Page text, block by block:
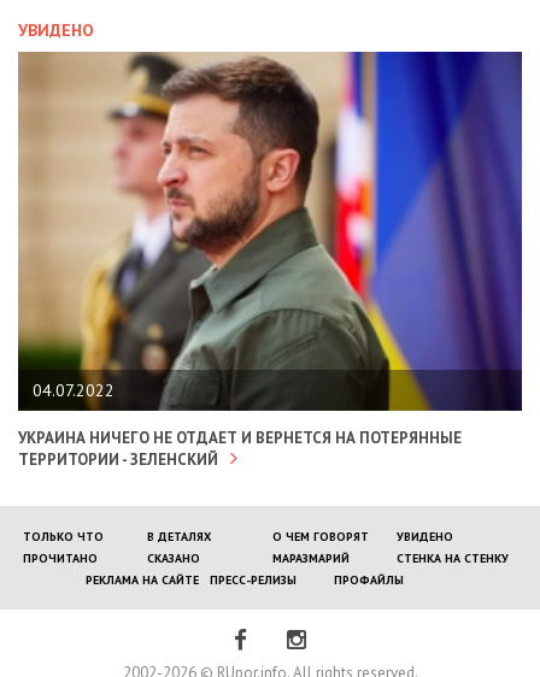
УВИДЕНО
04.07.2022
УКРАИНА НИЧЕГО НЕ ОТДАЕТ И ВЕРНЕТСЯ НА ПОТЕРЯННЫЕ
ТЕРРИТОРИИ - ЗЕЛЕНСКИЙ
ТОЛЬКО ЧТО В ДЕТАЛЯХ О ЧЕМ ГОВОРЯТ
УВИДЕНО
ПРОЧИТАНО
СКАЗАНО МАРАЗМАРИЙ
СТЕНКА НА СТЕНКУ
РЕКЛАМА НА САЙТЕ
ПРЕСС-РЕЛИЗЫ ПРОФАЙЛЫ